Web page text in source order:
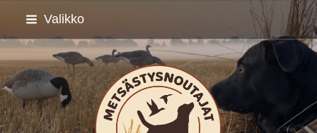
Siirry
sivun
sisältöön
Valikko
Metsästysnoutajat ry